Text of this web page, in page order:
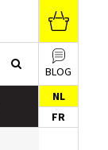
BLOG
NL
FR